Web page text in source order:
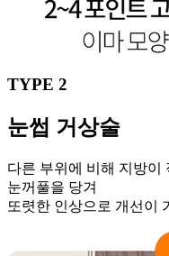
TYPE 2
눈썹 거상술
다른 부위에 비해 지방이
눈꺼풀을 당겨
또렷한 인상으로 개선이